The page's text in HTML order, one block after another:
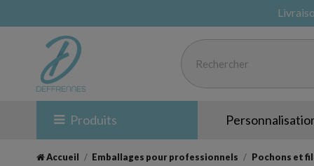
Produits
Accueil Emballages pour professionnels Pochons et